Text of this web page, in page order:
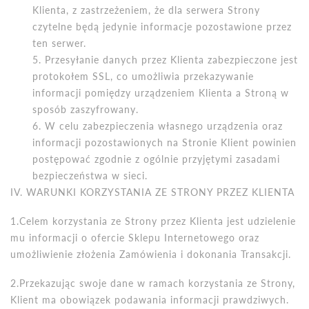
Klienta, z zastrzeżeniem, że dla serwera Strony
czytelne będą jedynie informacje pozostawione przez
ten serwer.
Przesyłanie danych przez Klienta zabezpieczone jest
protokołem SSL, co umożliwia przekazywanie
informacji pomiędzy urządzeniem Klienta a Stroną w
sposób zaszyfrowany.
W celu zabezpieczenia własnego urządzenia oraz
informacji pozostawionych na Stronie Klient powinien
postępować zgodnie z ogólnie przyjętymi zasadami
bezpieczeństwa w sieci.
IV. WARUNKI KORZYSTANIA ZE STRONY PRZEZ KLIENTA
1.Celem korzystania ze Strony przez Klienta jest udzielenie
mu informacji o ofercie Sklepu Internetowego oraz
umożliwienie złożenia Zamówienia i dokonania Transakcji.
2.Przekazując swoje dane w ramach korzystania ze Strony,
Klient ma obowiązek podawania informacji prawdziwych.